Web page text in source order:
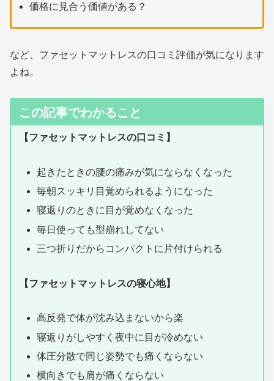
価格に見合う価値がある？
など、ファセットマットレスの口コミ評価が気になります
よね。
この記事でわかること
【ファセットマットレスの口コミ】
起きたときの腰の痛みが気にならなくなった
毎朝スッキリ目覚められるようになった
寝返りのときに目が覚めなくなった
毎日使っても型崩れしてない
三つ折りだからコンパクトに片付けられる
【ファセットマットレスの寝心地】
高反発で体が沈み込まないから楽
寝返りがしやすく夜中に目が冷めない
体圧分散で同じ姿勢でも痛くならない
横向きでも肩が痛くならない